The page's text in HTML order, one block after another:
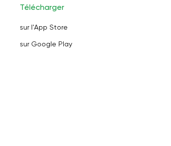
Télécharger
sur l'App Store
sur Google Play